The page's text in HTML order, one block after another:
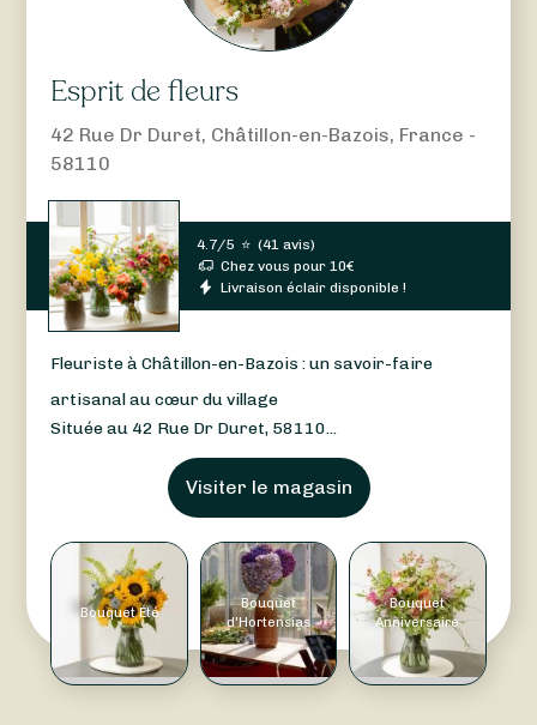
Esprit de fleurs
42 Rue Dr Duret, Châtillon-en-Bazois, France -
58110
4.7/5 ⭐ (41 avis)
Chez vous pour10€
Livraison éclair disponible !
Fleuriste à Châtillon-en-Bazois : un savoir-faire
artisanal au cœur du village
Située au 42 Rue Dr Duret, 58110...
Visiter le magasin
Bouquet Été
Bouquet
d'Hortensias
Bouquet
Anniversaire